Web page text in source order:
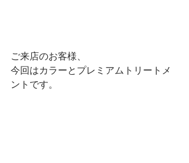
ご来店のお客様、
今回はカラーとプレミアムトリートメ
ントです。